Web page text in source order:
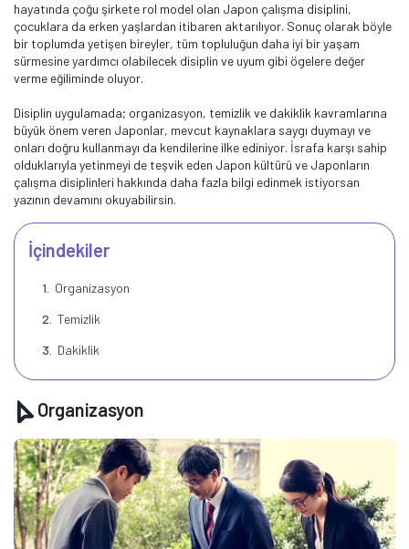
hayatında çoğu şirkete rol model olan Japon çalışma disiplini,
çocuklara da erken yaşlardan itibaren aktarılıyor. Sonuç olarak böyle
bir toplumda yetişen bireyler, tüm topluluğun daha iyi bir yaşam
sürmesine yardımcı olabilecek disiplin ve uyum gibi ögelere değer
verme eğiliminde oluyor.
Disiplin uygulamada; organizasyon, temizlik ve dakiklik kavramlarına
büyük önem veren Japonlar, mevcut kaynaklara saygı duymayı ve
onları doğru kullanmayı da kendilerine ilke ediniyor. İsrafa karşı sahip
olduklarıyla yetinmeyi de teşvik eden Japon kültürü ve Japonların
çalışma disiplinleri hakkında daha fazla bilgi edinmek istiyorsan
yazının devamını okuyabilirsin.
İçindekiler
Organizasyon
Temizlik
Dakiklik
Organizasyon